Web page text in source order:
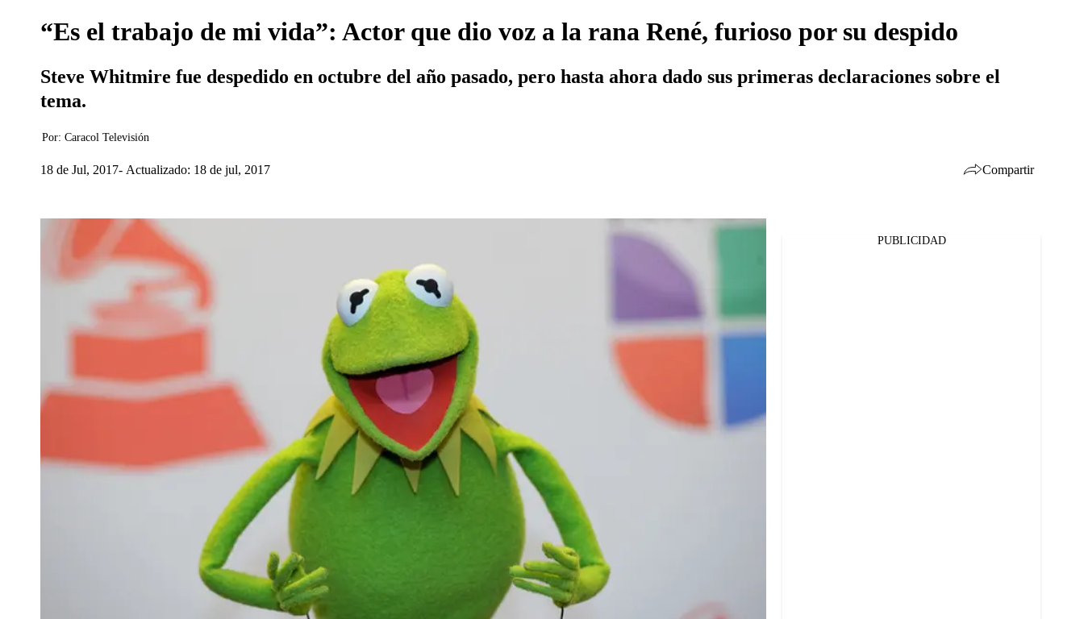
“Es el trabajo de mi vida”: Actor que dio voz a la rana René, furioso por su despido
Steve Whitmire fue despedido en octubre del año pasado, pero hasta ahora dado sus primeras declaraciones sobre el
tema.
Por: Caracol Televisión
18 de Jul, 2017 Actualizado: 18 de jul, 2017 Compartir
PUBLICIDAD